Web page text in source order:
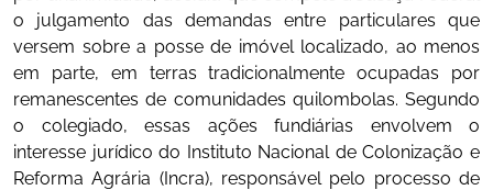
o julgamento das demandas entre particulares que
versem sobre a posse de imóvel localizado, ao menos
em parte, em terras tradicionalmente ocupadas por
remanescentes de comunidades quilombolas. Segundo
o colegiado, essas ações fundiárias envolvem o
interesse jurídico do Instituto Nacional de Colonização e
Reforma Agrária (Incra), responsável pelo processo de